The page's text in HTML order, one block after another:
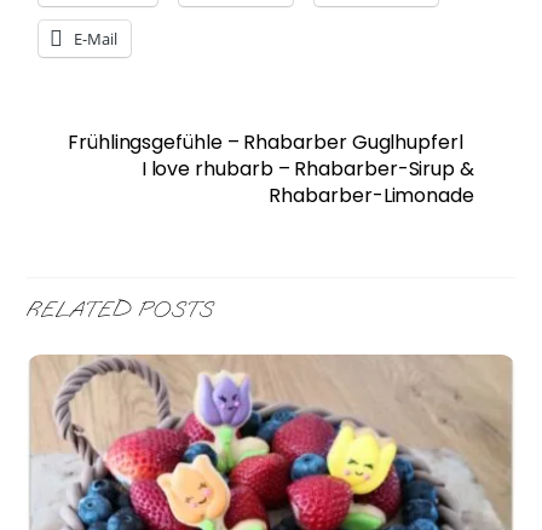
E-Mail
Frühlingsgefühle – Rhabarber Guglhupferl
I love rhubarb – Rhabarber-Sirup &
Rhabarber-Limonade
RELATED POSTS